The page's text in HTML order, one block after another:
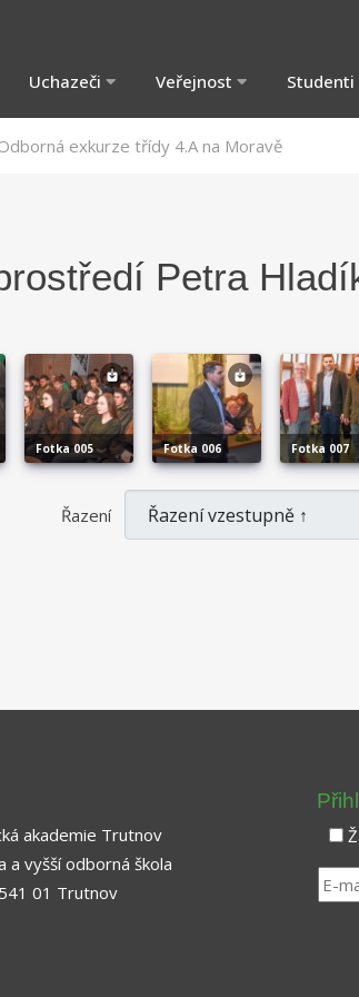
Uchazeči Veřejnost Studenti
exkurze třídy 4.A na Moravě
Petra
fotka 005 fotka 006 fotka 007
Řazení
akademie Trutnov
a vyšší odborná škola
01 Trutnov